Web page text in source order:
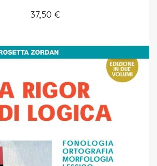
37,50 €